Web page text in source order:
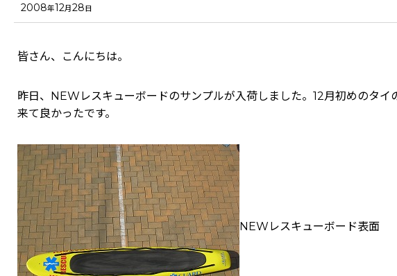
2008年12月28日
皆さん、こんにちは。
昨日、NEWレスキューボードのサンプルが入荷しました。12月初めのタ
来て良かったです。
NEWレスキューボード表面